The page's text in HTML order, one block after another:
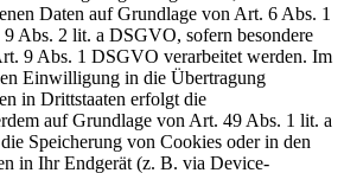
Daten auf Grundlage von Art. 6 Abs. 1
Abs. 2 lit. a DSGVO, sofern besondere
9 Abs. 1 DSGVO verarbeitet werden. Im
Einwilligung in die Übertragung
in Drittstaaten erfolgt die
auf Grundlage von Art. 49 Abs. 1 lit. a
Speicherung von Cookies oder in den
in Ihr Endgerät (z. B. via Device-